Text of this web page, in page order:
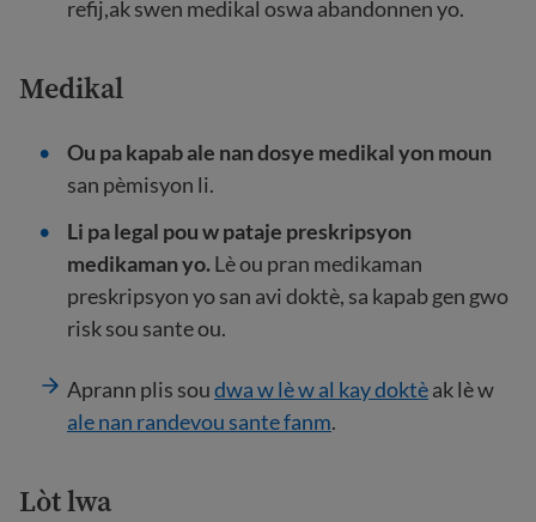
refij,ak swen medikal oswa abandonnen yo.
Medikal
Ou pa kapab ale nan dosye medikal yon moun
san pèmisyon li.
Li pa legal pou w pataje preskripsyon
medikaman yo.Lè ou pran medikaman
preskripsyon yo san avi doktè, sa kapab gen gwo
risk sou sante ou.
Aprann plis soudwa w lè w al kay doktèak lè w
ale nan randevou sante fanm.
Lòt lwa